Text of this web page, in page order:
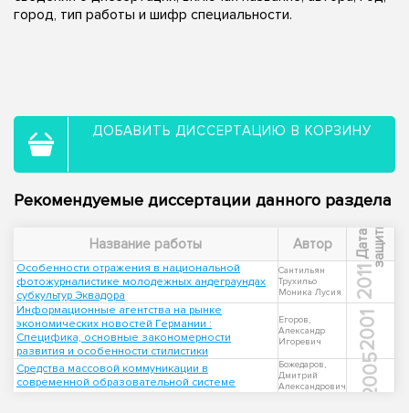
город, тип работы и шифр специальности.
ДОБАВИТЬ ДИССЕРТАЦИЮ В КОРЗИНУ
Рекомендуемые диссертации данного раздела
Название работы Автор Д
а
т
а
з
а
щ
и
т ы
Особенности отражения в национальной
фотожурналистике молодежных андеграундах
субкультур Эквадора
Сантильян
Трухильо
Моника Лусия
2011
Информационные агентства на рынке
экономических новостей Германии :
Специфика, основные закономерности
развития и особенности стилистики
Егоров,
Александр
Игоревич
2001
Средства массовой коммуникации в
современной образовательной системе
Божедаров,
Дмитрий
Александрович
2005